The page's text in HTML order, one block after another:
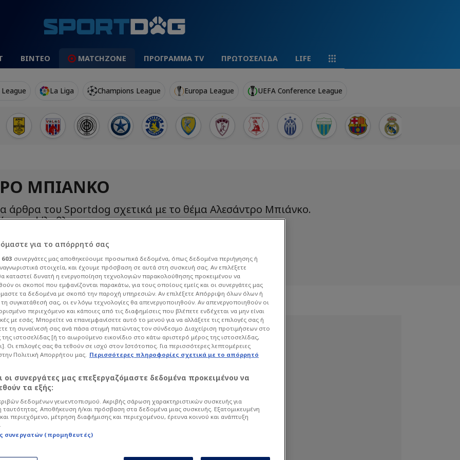
ΒΙΝΤΕΟ MATCHZONE ΠΡΟΓΡΑΜΜΑ TV ΠΡΩΤΟΣΕΛΙΔΑ LIFE
La Liga Champions League Europa League UEFA Conference League
ΜΠΙΆΝΚΟ
άρθρα του Sportdog σχετικά με το θέμα Αλεσάντρο Μπιάνκο.
στον φίλαθλο.
- 17:20
από τον ΠΑΟΚ - Τον
η ΠΑΕ
- 14:55
«κάδρο» για Λας Πάλμας και
για το απόρρητό σας
603 συνεργάτες μας αποθηκεύουμε προσωπικά δεδομένα, όπως δεδομένα περιήγησης ή
στοιχεία, και έχουμε πρόσβαση σε αυτά στη συσκευή σας. Αν επιλέξετε
καταστεί δυνατή η ενεργοποίηση τεχνολογιών παρακολούθησης προκειμένου να
οι σκοποί που εμφανίζονται παρακάτω, για τους οποίους εμείς και οι συνεργάτες μας
τα δεδομένα με σκοπό την παροχή υπηρεσιών. Αν επιλέξετε Απόρριψη όλων όλων ή
συγκατάθεσή σας, οι εν λόγω τεχνολογίες θα απενεργοποιηθούν. Αν απενεργοποιηθούν οι
περιεχόμενο και κάποιες από τις διαφημίσεις που βλέπετε ενδέχεται να μην είναι
με εσάς. Μπορείτε να επανεμφανίσετε αυτό το μενού για να αλλάξετε τις επιλογές σας ή
τη συναίνεσή σας ανά πάσα στιγμή πατώντας τον σύνδεσμο Διαχείριση προτιμήσεων στο
ιστοσελίδας [ή το αιωρούμενο εικονίδιο στο κάτω αριστερό μέρος της ιστοσελίδας,
Οι επιλογές σας θα τεθούν σε ισχύ στον Ιστότοπος. Για περισσότερες λεπτομέρειες
Πολιτική Απορρήτου μας. Περισσότερες πληροφορίες σχετικά με το απόρρητό
οι συνεργάτες μας επεξεργαζόμαστε δεδομένα προκειμένου να
τα εξής:
δεδομένων γεωεντοπισμού. Ακριβής σάρωση χαρακτηριστικών συσκευής για
ταυτότητας. Αποθήκευση ή/και πρόσβαση στα δεδομένα μιας συσκευής. Εξατομικευμένη
περιεχόμενο, μέτρηση διαφήμισης και περιεχομένου, έρευνα κοινού και ανάπτυξη
συνεργατών (προμηθευτές)